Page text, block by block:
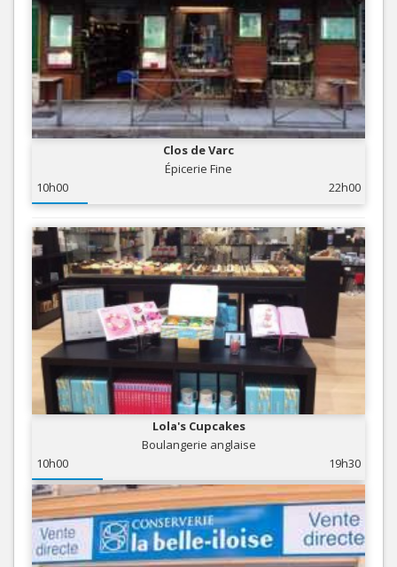
Clos de Varc
Épicerie Fine
10h00
22h00
Lola's Cupcakes
Boulangerie anglaise
10h00
19h30